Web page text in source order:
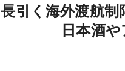
長引く海外渡航
日本酒